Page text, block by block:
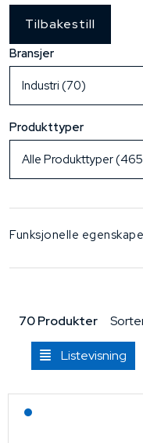
Tilbakestill
Bransjer
Produkttyper
Funksjonelle
70 Produkter
Listevisning